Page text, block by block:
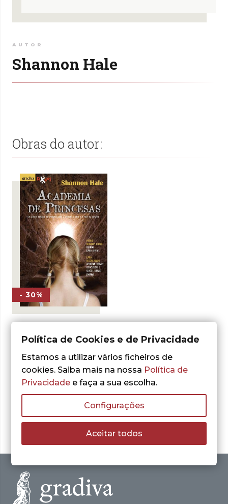
AUTOR
Shannon Hale
Obras do autor:
- 30%
Academia de
Princesas
18,17 € O
preço
18,17 €.
12,72€O
preço
atual
12,72 €.
Política de Cookies e de Privacidade
Estamos a utilizar vários ficheiros de
cookies. Saiba mais na nossa Política de
Privacidade e faça a sua escolha.
Configurações
Aceitar todos